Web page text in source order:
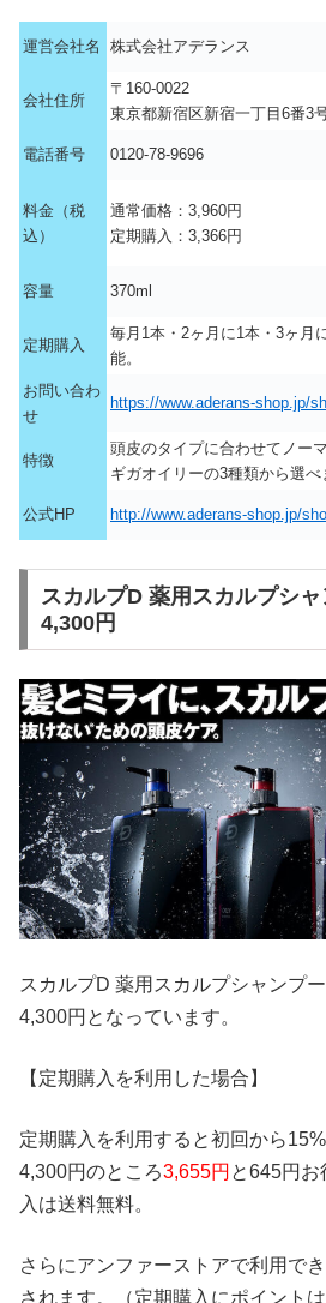
運営会社名 株式会社アデランス
会社住所
〒160-0022
東京都新宿区新宿一丁目6番3
電話番号 0120-78-9696
料金（税
込）
通常価格：3,960円
定期購入：3,366円
容量 370ml
定期購入
毎月1本・2ヶ月に1本・3ヶ
能。
お問い合わ
せ
https://www.aderans-shop.jp/
特徴
頭皮のタイプに合わせてノー
ギガオイリーの3種類から選べ
公式HP http://www.aderans-shop.jp/
スカルプD 薬用スカルプシャ
4,300円
スカルプD 薬用スカルプシャンプ
4,300円となっています。
【定期購入を利用した場合】
定期購入を利用すると初回から
4,300円のところ3,655円 と645円
入は送料無料。
さらにアンファーストアで利用で
されます。（定期購入にポイント